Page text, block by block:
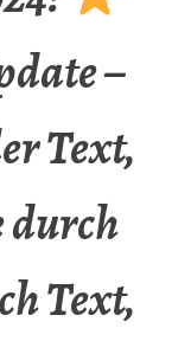
–
Text,
durch
Text,